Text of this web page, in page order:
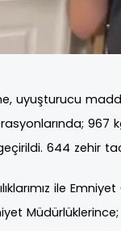
uyuşturucu
644 zehir
ile